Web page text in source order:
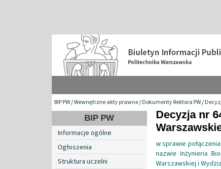
BIP PW/Wewnętrzne akty prawne/Dokumenty Rektora PW/
BIP PW
Informacje ogólne
Ogłoszenia
Struktura uczelni
Decyzja nr
w sprawie
nazwie Inżynieria
Warszawskiej i